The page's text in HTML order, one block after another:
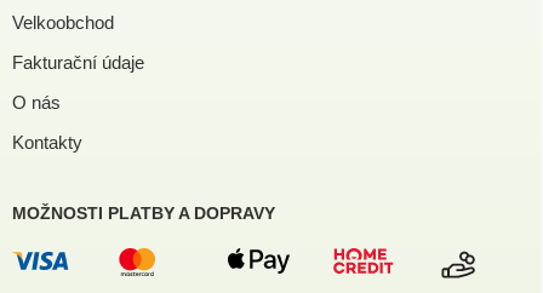
Velkoobchod
Fakturační údaje
O nás
Kontakty
MOŽNOSTI PLATBY A DOPRAVY